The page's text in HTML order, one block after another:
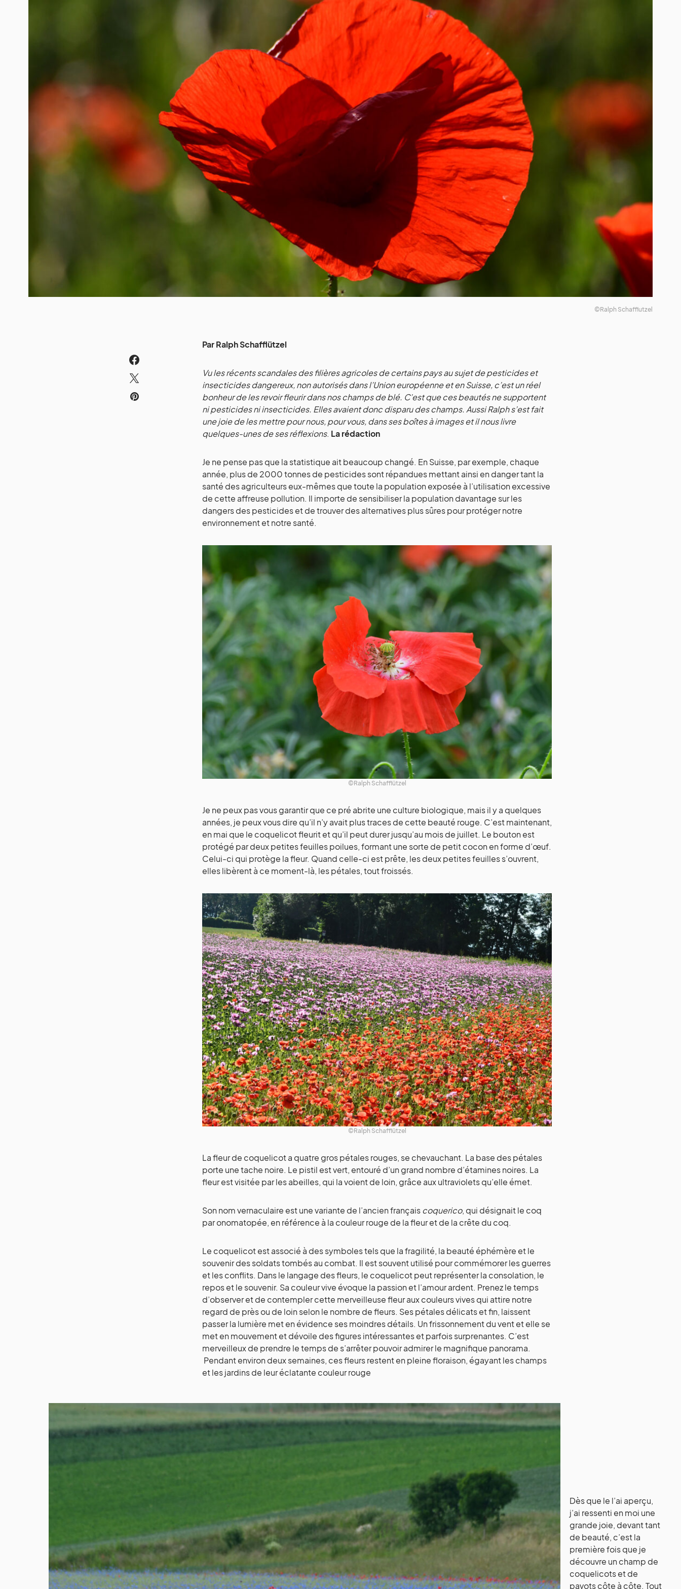
©Ralph Schafflutzel
Par Ralph Schafflützel
Vu les récents scandales des filières agricoles de certains pays au sujet de pesticides et
insecticides dangereux, non autorisés dans l’Union européenne et en Suisse, c’est un réel
bonheur de les revoir fleurir dans nos champs de blé. C’est que ces beautés ne supportent
ni pesticides ni insecticides. Elles avaient donc disparu des champs.Aussi Ralph s’est fait
une joie deles mettre pour nous, pour vous, dans ses boîtes à images et il nous livre
quelques-unes de ses réflexions. La rédaction
Je ne pense pas que la statistique ait beaucoup changé. En Suisse, par exemple, chaque
année, plus de 2000 tonnes de pesticides sont répandues mettant ainsi en danger tant la
santé des agriculteurs eux-mêmes que toute la population exposée à l’utilisation excessive
de cette affreuse pollution. Il importe de sensibiliser la population davantage sur les
dangers des pesticides et de trouver des alternatives plus sûres pour protéger notre
environnement et notre santé.
©Ralph Schafflützel
Je ne peux pas vous garantir que ce pré abrite une culture biologique, mais il y a quelques
années, je peux vous dire qu’il n’y avait plus traces de cette beauté rouge. C’est maintenant,
en mai que le coquelicot fleurit et qu’il peut durer jusqu’au mois de juillet. Le bouton est
protégé par deux petites feuilles poilues, formant une sorte de petit cocon en forme d’œuf.
Celui-ci qui protège la fleur. Quand celle-ci est prête, les deux petites feuilles s’ouvrent,
elles libèrent à ce moment-là, les pétales, tout froissés.
©Ralph Schafflützel
La fleur de coquelicot a quatre gros pétales rouges, se chevauchant. La base des pétales
porte une tache noire. Le pistil est vert, entouré d’un grand nombre d’étamines noires. La
fleur est visitée par les abeilles, qui la voient de loin, grâce aux ultraviolets qu’elle émet.
Son nom vernaculaire est une variante de l’ancien françaiscoquerico, qui désignait le coq
par onomatopée, en référence à la couleur rouge de la fleur et de la crête du coq.
Le coquelicot est associé à des symboles tels que la fragilité, la beauté éphémère et le
souvenir des soldats tombés au combat. Il est souvent utilisé pour commémorer les guerres
et les conflits. Dans le langage des fleurs, le coquelicot peut représenter la consolation, le
repos et le souvenir. Sa couleur vive évoque la passion et l’amour ardent. Prenez le temps
d’observer et de contempler cette merveilleuse fleur aux couleurs vives qui attire notre
regard de près ou de loin selon le nombre de fleurs. Ses pétales délicats et fin, laissent
passer la lumière met en évidence ses moindres détails. Un frissonnement du vent et elle se
met en mouvement et dévoile des figures intéressantes et parfois surprenantes. C’est
merveilleux de prendre le temps de s’arrêter pouvoir admirer le magnifique panorama.
Pendant environ deux semaines, ces fleurs restent en pleine floraison, égayant les champs
et les jardins de leur éclatante couleur rouge
Dès que le l’ai aperçu,
j’ai ressenti en moi une
grande joie, devant tant
de beauté, c’est la
première fois que je
découvre un champ de
coquelicots et de
pavots côte à côte. Tout